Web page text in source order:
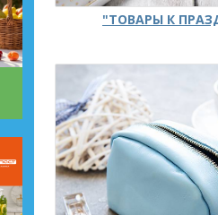
"ТОВАРЫ К